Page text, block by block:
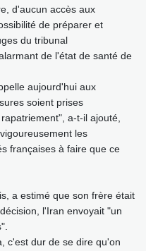
d'aucun accès aux
de préparer et
du tribunal
de l'état de santé de
aujourd'hui aux
soient prises
a-t-il ajouté,
les
françaises à faire que ce
a estimé que son frère était
l'Iran envoyait "un
c'est dur de se dire qu'on